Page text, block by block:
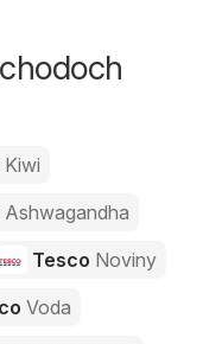
Kiwi
Ashwagandha
Tesco Noviny
Voda